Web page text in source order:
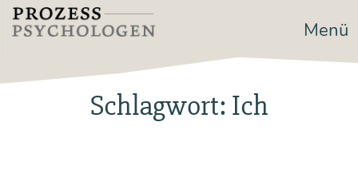
Zum
Inhalt
Prozesspsychologen Menü
Schlagwort: Ich